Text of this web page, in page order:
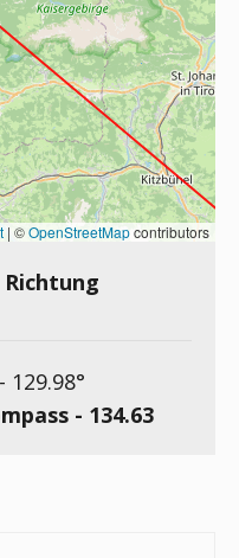
| ©OpenStreetMapcontributors
129.98°
- 134.63